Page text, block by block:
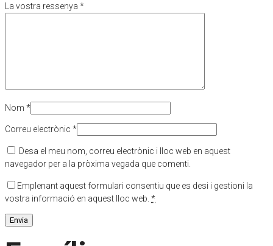
La vostra ressenya *
Nom *
Correu electrònic *
Desa el meu nom, correu electrònic i lloc web en aquest
navegador per a la pròxima vegada que comenti.
Emplenant aquest formulari consentiu que es desi i gestioni la
vostra informació en aquest lloc web. *